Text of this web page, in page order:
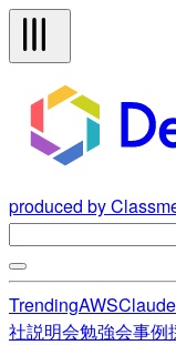
produced by
TrendingAWSClaude
社説明会勉強会事例